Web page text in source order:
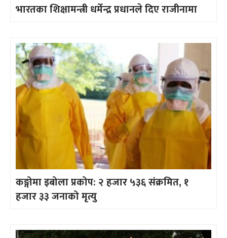
भारतका शिक्षामन्त्री धर्मेन्द्र प्रधानले दिए राजीनामा
कङ्गोमा इबोला प्रकोप: २ हजार ५३६ संक्रमित, १
हजार ३३ जनाको मृत्यु